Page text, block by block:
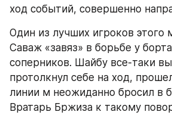
ход событий, совершенно
Один из лучших игроков этого
Саваж «завяз» в борьбе у
соперников. Шайбу все-таки
протолкнул себе на ход,
линии м неожиданно бросил в
Вратарь Бржиза к такому